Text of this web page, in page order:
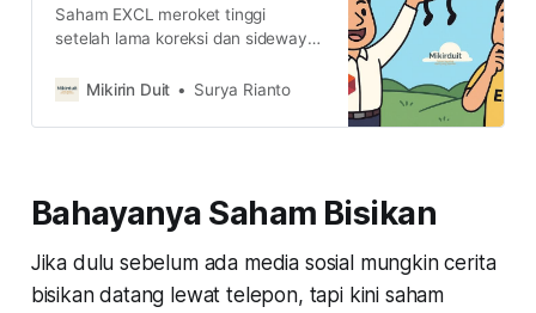
Saham EXCL meroket tinggi
setelah lama koreksi dan sideways
yang terjadi dengan EXCL dan
lainnya?
Mikirin Duit Surya Rianto
Bahayanya Saham Bisikan
Jika dulu sebelum ada media sosial mungkin cerita
bisikan datang lewat telepon, tapi kini saham